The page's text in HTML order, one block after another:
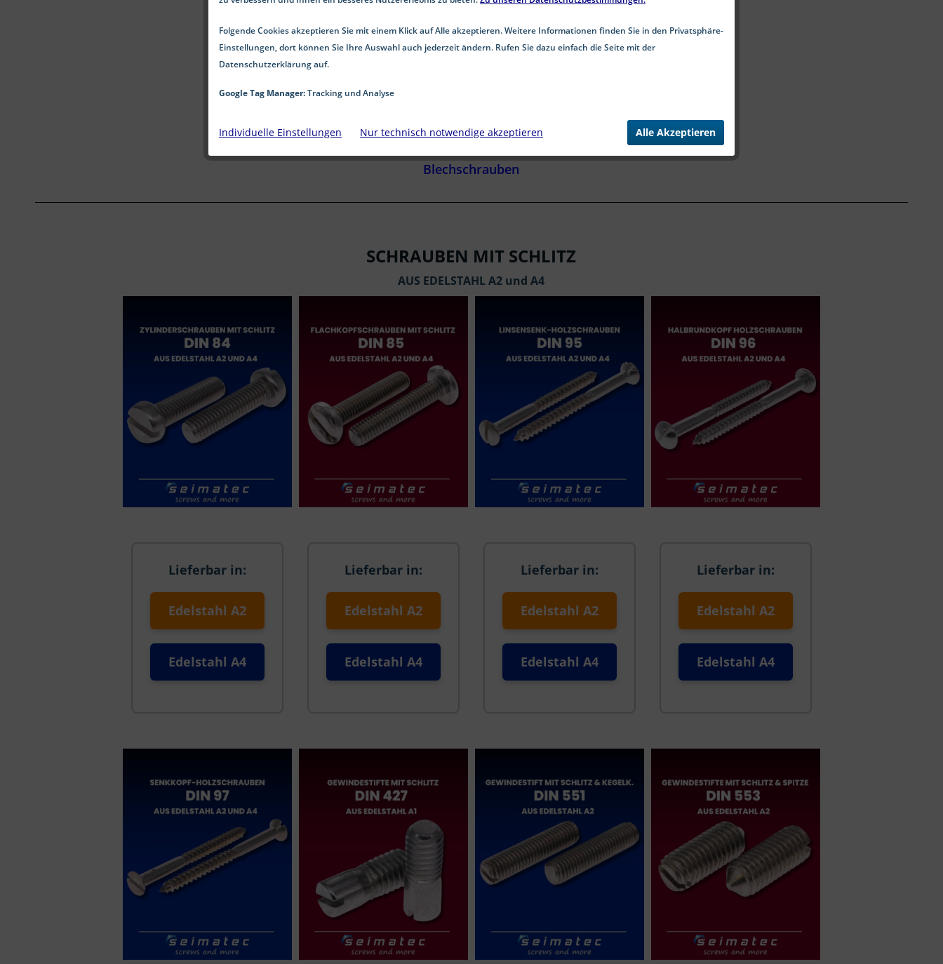
Innensechskantschrauben
Fensterrahmenschrauben
Blechschrauben
SCHRAUBEN MIT SCHLITZ
AUS EDELSTAHL A2 und A4
Lieferbar in:
Edelstahl A2
Edelstahl A4
Lieferbar in:
Edelstahl A2
Edelstahl A4
Lieferbar in:
Edelstahl A2
Edelstahl A4
Lieferbar in:
Edelstahl A2
Edelstahl A4
Folgende Cookies akzeptieren Sie mit einem Klick auf Alle akzeptieren. Weitere Informationen finden Sie in den Privatsphäre-
Einstellungen, dort können Sie Ihre Auswahl auch jederzeit ändern. Rufen Sie dazu einfach die Seite mit der
Datenschutzerklärung auf.
Google Tag Manager:Tracking und Analyse
Individuelle Einstellungen Nur technisch notwendige akzeptieren Alle Akzeptieren